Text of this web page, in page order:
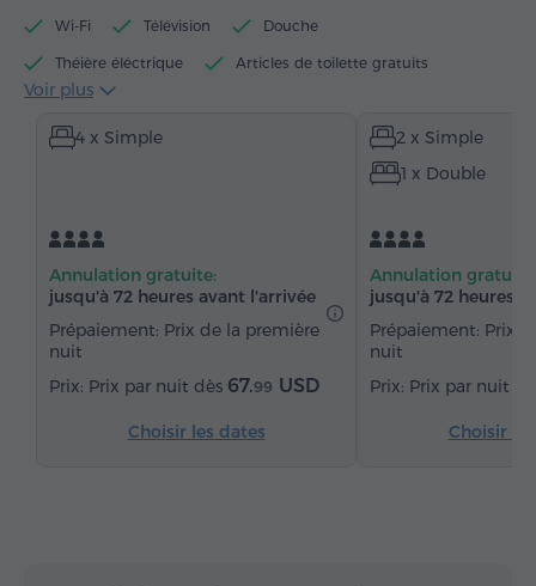
Wi-Fi Télévision Douche
Théière éléctrique Articles de toilette gratuits
Serviettes
Chauffage Table
Voir plus
4 x Simple
Annulation gratuite:
jusqu'à 72 heures avant l'arrivée
Prépaiement: Prix de la première
nuit
Prix par nuit dès 67.99 USD
Choisir les dates
2 x Simple
1 x Double
Annulation gratuite:
jusqu'à 72 heures
Prépaiement: Prix
nuit
Prix par nuit
Choisir